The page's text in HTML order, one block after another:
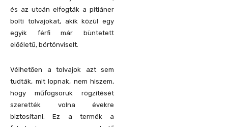
és az utcán elfogták a pitiáner
bolti tolvajokat, akik közül egy
egyik férfi már büntetett
előéletű, börtönviselt.
Vélhetően a tolvajok azt sem
tudták, mit lopnak, nem hiszem,
hogy műfogsoruk rögzítését
szerették volna évekre
biztosítani. Ez a termék a